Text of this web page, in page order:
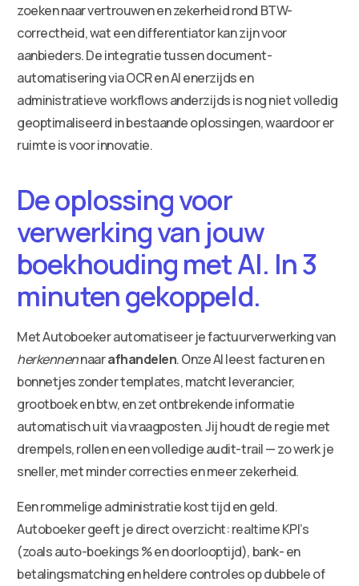
zoeken naar vertrouwen en zekerheid rond BTW-
correctheid, wat een differentiator kan zijn voor
aanbieders. De integratie tussen document-
automatisering via OCR en AI enerzijds en
administratieve workflows anderzijds is nog niet volledig
geoptimaliseerd in bestaande oplossingen, waardoor er
ruimte is voor innovatie.
De oplossing voor
verwerking van jouw
boekhouding met AI. In 3
minuten gekoppeld.
Met Autoboeker automatiseer je factuurverwerking van
herkennennaarafhandelen. Onze AI leest facturen en
bonnetjes zonder templates, matcht leverancier,
grootboek en btw, en zet ontbrekende informatie
automatisch uit via vraagposten. Jij houdt de regie met
drempels, rollen en een volledige audit-trail — zo werk je
sneller, met minder correcties en meer zekerheid.
Een rommelige administratie kost tijd en geld.
Autoboeker geeft je direct overzicht: realtime KPI’s
(zoals auto-boekings % en doorlooptijd), bank- en
betalingsmatching en heldere controles op dubbele of